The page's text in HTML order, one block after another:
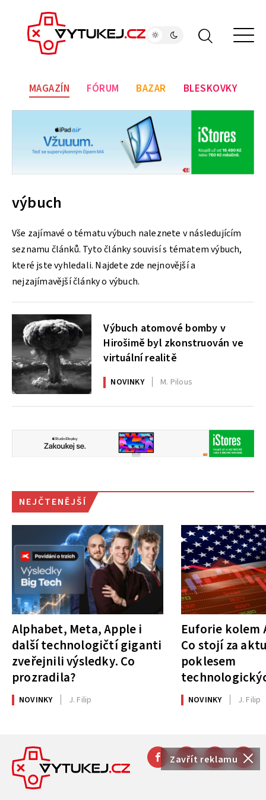
Zavřít reklamu
MAGAZÍN FÓRUM BAZAR BLESKOVKY
výbuch
Vše zajímavé o tématu výbuch naleznete v následujícím
seznamu článků. Tyto články souvisí s tématem výbuch,
které jste vyhledali. Najdete zde nejnovější a
nejzajímavější články o výbuch.
Výbuch atomové bomby v
Hirošimě byl zkonstruován ve
virtuální realitě
NOVINKY M. Pilous
NEJČTENĚJŠÍ
Alphabet, Meta, Apple i
další technologičtí giganti
zveřejnili výsledky. Co
prozradila?
NOVINKY J. Filip
Euforie kolem
Co stojí za
poklesem
NOVINKY J. Filip